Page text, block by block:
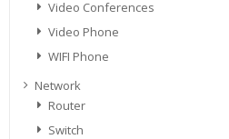
Video Conferences
Video Phone
WIFI Phone
Network
Router
Switch